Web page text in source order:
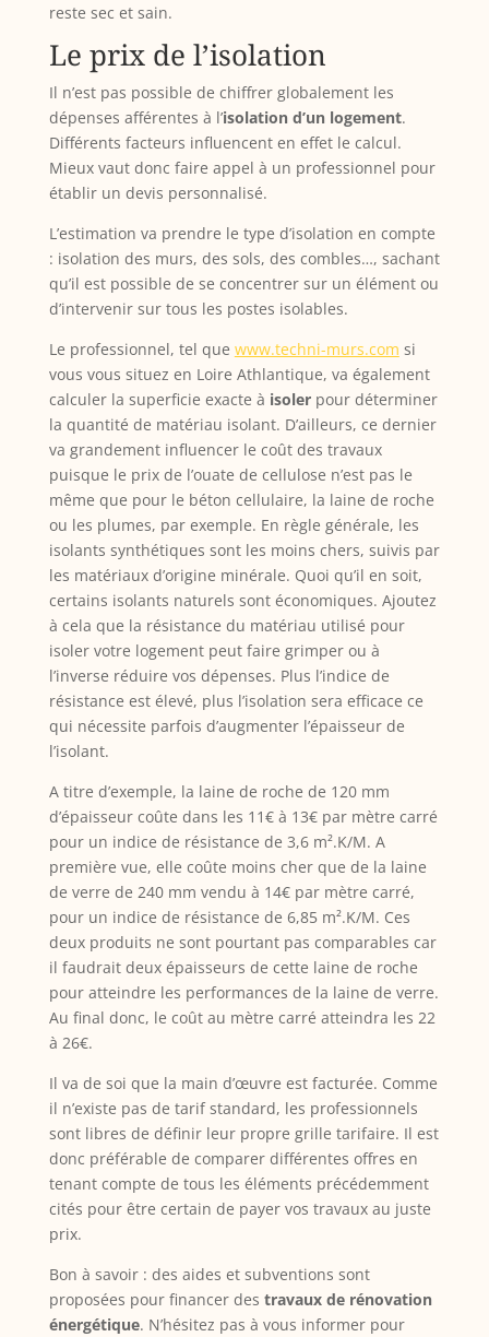
reste sec et sain.
Le prix de l’isolation
Il n’est pas possible de chiffrer globalement les
dépenses afférentes à l’isolation d’un logement.
Différents facteurs influencent en effet le calcul.
Mieux vaut donc faire appel à un professionnel pour
établir un devis personnalisé.
L’estimation va prendre le type d’isolation en compte
: isolation des murs, des sols, des combles…, sachant
qu’il est possible de se concentrer sur un élément ou
d’intervenir sur tous les postes isolables.
Le professionnel, tel que www.techni-murs.com si
vous vous situez en Loire Athlantique, va également
calculer la superficie exacte à isolerpour déterminer
la quantité de matériau isolant. D’ailleurs, ce dernier
va grandement influencer le coût des travaux
puisque le prix de l’ouate de cellulose n’est pas le
même que pour le béton cellulaire, la laine de roche
ou les plumes, par exemple. En règle générale, les
isolants synthétiques sont les moins chers, suivis par
les matériaux d’origine minérale. Quoi qu’il en soit,
certains isolants naturels sont économiques. Ajoutez
à cela que la résistance du matériau utilisé pour
isoler votre logement peut faire grimper ou à
l’inverse réduire vos dépenses. Plus l’indice de
résistance est élevé, plus l’isolation sera efficace ce
qui nécessite parfois d’augmenter l’épaisseur de
l’isolant.
A titre d’exemple, la laine de roche de 120 mm
d’épaisseur coûte dans les 11€ à 13€ par mètre carré
pour un indice de résistance de 3,6 m².K/M. A
première vue, elle coûte moins cher que de la laine
de verre de 240 mm vendu à 14€ par mètre carré,
pour un indice de résistance de 6,85 m².K/M. Ces
deux produits ne sont pourtant pas comparables car
il faudrait deux épaisseurs de cette laine de roche
pour atteindre les performances de la laine de verre.
Au final donc, le coût au mètre carré atteindra les 22
à 26€.
Il va de soi que la main d’œuvre est facturée. Comme
il n’existe pas de tarif standard, les professionnels
sont libres de définir leur propre grille tarifaire. Il est
donc préférable de comparer différentes offres en
tenant compte de tous les éléments précédemment
cités pour être certain de payer vos travaux au juste
prix.
Bon à savoir : des aides et subventions sont
proposées pour financer des travaux de rénovation
énergétique. N’hésitez pas à vous informer pour